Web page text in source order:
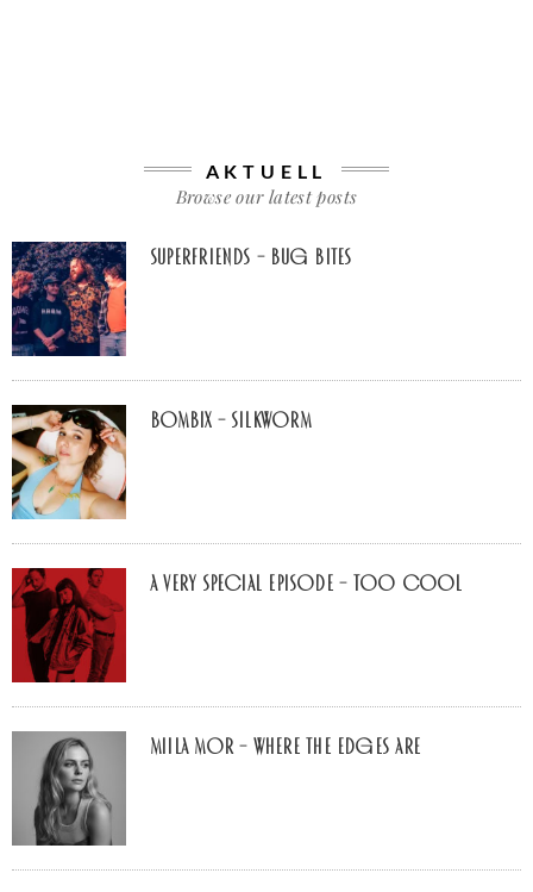
AKTUELL
Browse our latest posts
Superfriends – Bug Bites
Bombix – Silkworm
A Very Special Episode – Too Cool
Miila Mor – Where The Edges Are